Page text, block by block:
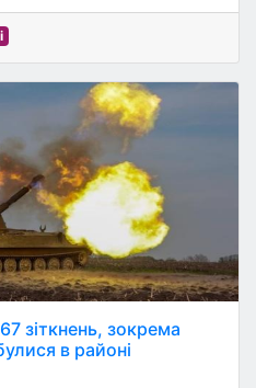
зіткнень, зокрема
в районі